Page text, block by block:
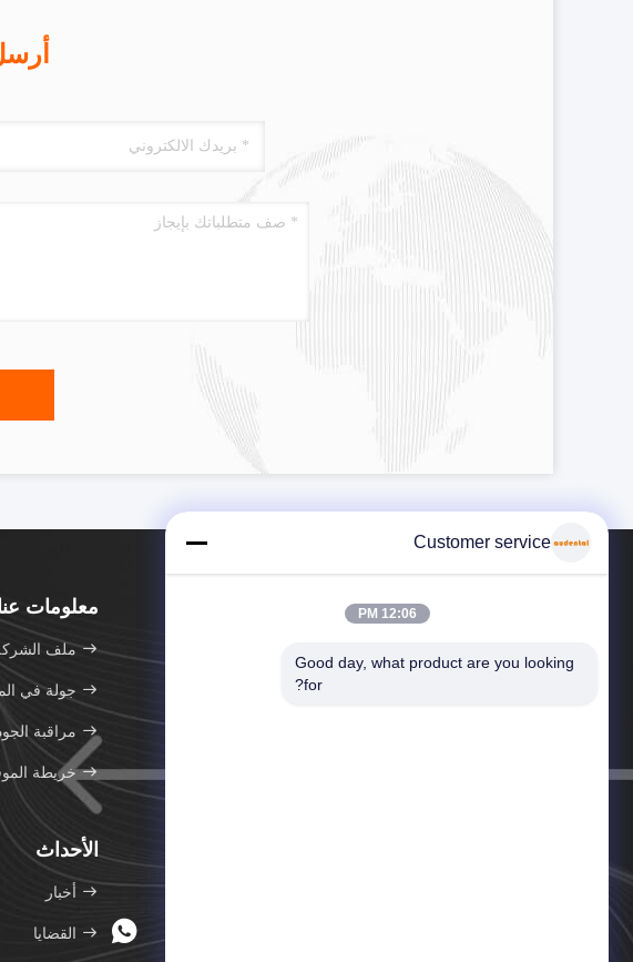
هاتف：86--13823121031
معلومات
ملف
جولة في
مراقبة
خريطة
الأحداث
أخبار
القضايا
Customer service
12:06 PM
Good day, what product are you looking
for?